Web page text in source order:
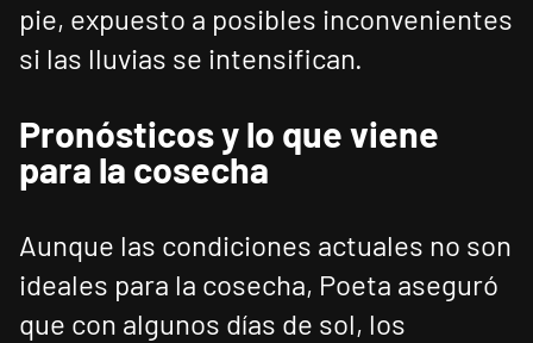
pie, expuesto a posibles inconvenientes
si las lluvias se intensifican.
Pronósticos y lo que viene
para la cosecha
Aunque las condiciones actuales no son
ideales para la cosecha, Poeta aseguró
que con algunos días de sol, los